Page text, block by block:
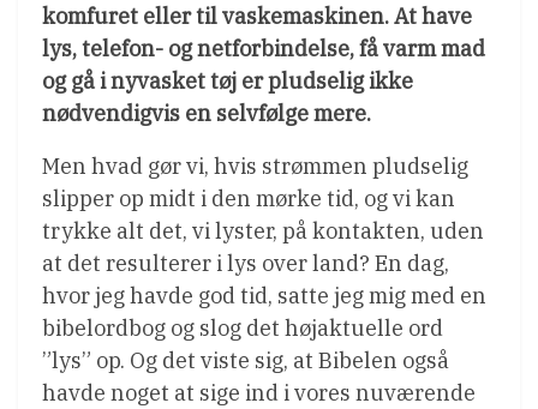
komfuret eller til vaskemaskinen. At have
lys, telefon- og netforbindelse, få varm mad
og gå i nyvasket tøj er pludselig ikke
nødvendigvis en selvfølge mere.
Men hvad gør vi, hvis strømmen pludselig
slipper op midt i den mørke tid, og vi kan
trykke alt det, vi lyster, på kontakten, uden
at det resulterer i lys over land? En dag,
hvor jeg havde god tid, satte jeg mig med en
bibelordbog og slog det højaktuelle ord
”lys” op. Og det viste sig, at Bibelen også
havde noget at sige ind i vores nuværende